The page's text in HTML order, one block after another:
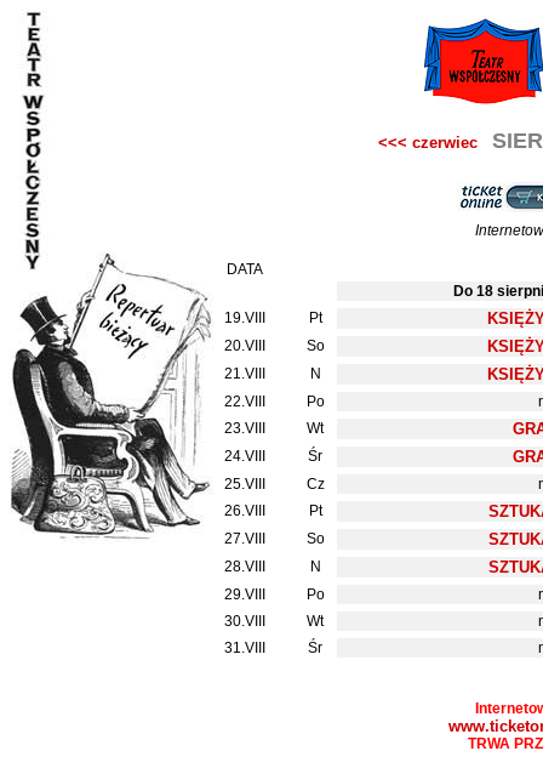
<<< czerwiec
DATA
Do 18
19.VIII
Pt
20.VIII So
21.VIII N
22.VIII Po
23.VIII
Wt
24.VIII Śr
25.VIII Cz
26.VIII
Pt
27.VIII So
28.VIII N
29.VIII Po
30.VIII
Wt
31.VIII
Śr
TRWA